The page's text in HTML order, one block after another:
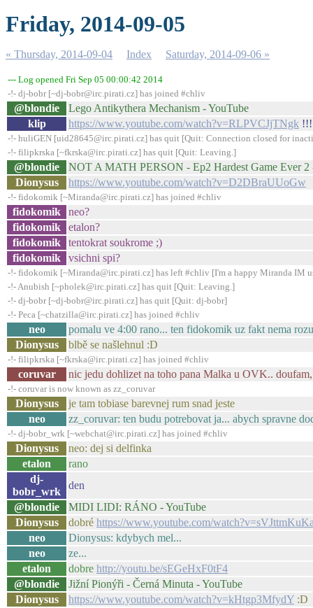
Friday, 2014-09-05
« Thursday, 2014-09-04 Index Saturday, 2014-09-06 »
--- Log opened Fri Sep 05 00:00:42 2014
-!- dj-bobr [~dj-bobr@irc.pirati.cz] has joined #chliv
@blondie
Lego Antikythera Mechanism - YouTube
klip
https://www.youtube.com/watch?v=RLPVCJjTNgk !!!
-!- huliGEN [uid28645@irc.pirati.cz] has quit [Quit: Connection closed for
-!- filipkrska [~fkrska@irc.pirati.cz] has quit [Quit: Leaving.]
@blondie
NOT A MATH PERSON - Ep2 Hardest Game Ever 2
Dionysus
https://www.youtube.com/watch?v=D2DBraUUoGw
-!- fidokomik [~Miranda@irc.pirati.cz] has joined #chliv
fidokomik
neo?
fidokomik
etalon?
fidokomik
tentokrat soukrome ;)
fidokomik
vsichni spi?
-!- fidokomik [~Miranda@irc.pirati.cz] has left #chliv [I'm a happy Miranda IM
-!- Anubish [~pholek@irc.pirati.cz] has quit [Quit: Leaving.]
-!- dj-bobr [~dj-bobr@irc.pirati.cz] has quit [Quit: dj-bobr]
-!- Peca [~chatzilla@irc.pirati.cz] has joined #chliv
neo
pomalu ve 4:00 rano... ten fidokomik uz fakt nema
Dionysus
blbě se našlehnul :D
-!- filipkrska [~fkrska@irc.pirati.cz] has joined #chliv
coruvar nic jedu dohlizet na toho pana Malka u OVK..
-!- coruvar is now known as zz_coruvar
Dionysus
je tam tobiase barevnej rum snad jeste
neo
zz_coruvar: ten budu potrebovat ja... abych spravne
-!- dj-bobr_wrk [~webchat@irc.pirati.cz] has joined #chliv
Dionysus
neo: dej si delfinka
etalon
rano
dj-
bobr_wrk
den
@blondie
MIDI LIDI: RÁNO - YouTube
Dionysus
dobré https://www.youtube.com/
neo
Dionysus: kdybych mel...
neo
ze...
etalon
dobre http://youtu.be/sEGeHxF0tF4
@blondie
Jižní Pionýři - Černá Minuta - YouTube
Dionysus
https://www.youtube.com/watch?v=kHtgp3MfydY :D